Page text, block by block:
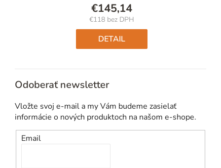
€145,14
€118 bez DPH
Jednotková
cena:
DETAIL
Odoberať newsletter
Vložte svoj e-mail a my Vám budeme zasielať
informácie o nových produktoch na našom e-shope.
Email